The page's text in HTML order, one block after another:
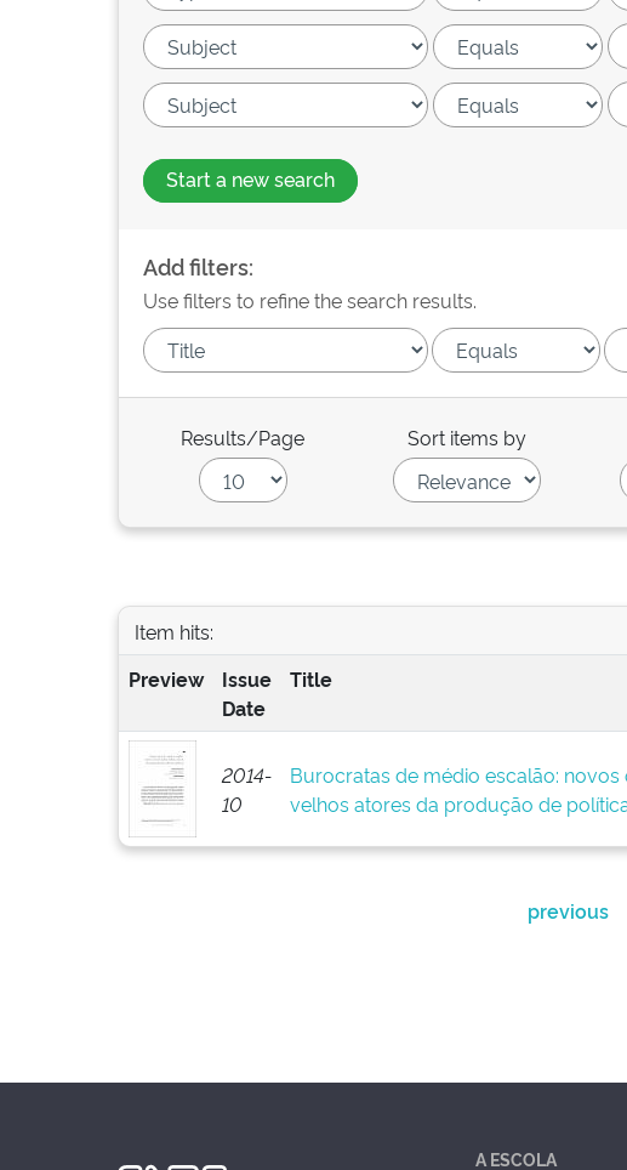
Start a new search
Add filters:
Use filters to refine the search results.
Results/Page Sort items by
Item hits:
Preview
Issue
Date
Title
2014-
10
Burocratas de médio escalão: novos
velhos atores da produção de
previous
A ESCOLA